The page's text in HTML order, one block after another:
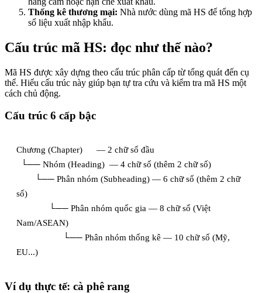
Thống kê thương mại: Nhà nước dùng mã HS để tổng hợp
số liệu xuất nhập khẩu.
Cấu trúc mã HS: đọc như thế nào?
Mã HS được xây dựng theo cấu trúc phân cấp từ tổng quát đến cụ
thể. Hiểu cấu trúc này giúp bạn tự tra cứu và kiểm tra mã HS một
cách chủ động.
Cấu trúc 6 cấp bậc
Chương (Chapter)      — 2 chữ số đầu
  └── Nhóm (Heading)  — 4 chữ số (thêm 2 chữ số)
số)
Nam/ASEAN)
EU...)
Ví dụ thực tế: cà phê rang